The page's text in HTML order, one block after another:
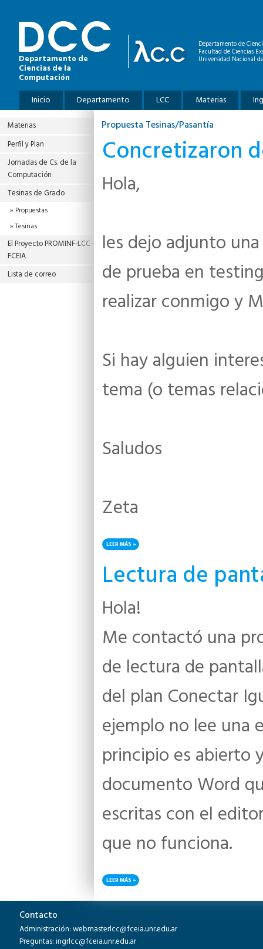
Departamento de
Ciencias de la
Computación
Departamento de
Facultad de Ciencias
Universidad Nacional
Menú principal
Inicio Departamento LCC Materias
Materias
Perfil y Plan
Jornadas de Cs. de la
Computación
Tesinas de Grado
Propuestas
Tesinas
El Proyecto PROMINF‐LCC‐
FCEIA
Lista de correo
Propuesta Tesinas/Pasantía
Concretizaron
Hola,
les dejo adjunto
de prueba en
realizar conmigo y
Si hay alguien
tema (o temas
Saludos
Zeta
LEER MÁS SOBRE CONCRETIZARON DE CASOS DE PRUEBA
Lectura de
Hola!
Me contactó una
de lectura de
del plan Conectar
ejemplo no lee una
principio es abierto
documento Word
escritas con el
que no funciona.
LEER MÁS SOBRE LECTURA DE PANTALLA EN WINDOWS
Contacto
Administración: webmasterlcc@fceia.unr.edu.ar
Preguntas: ingrlcc@fceia.unr.edu.ar